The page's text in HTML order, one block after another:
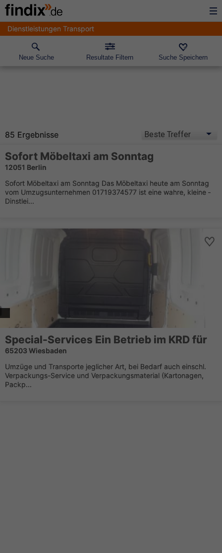
Dienstleistungen Transport
Neue Suche Resultate Filtern Suche Speichern
85 Ergebnisse
Sofort Möbeltaxi am Sonntag
12051 Berlin
Sofort Möbeltaxi am Sonntag Das Möbeltaxi heute am Sonntag
vom Umzugsunternehmen ­01719374577 ist eine wahre, kleine ­
Dinstlei...
Special-Services Ein Betrieb im KRD für
65203 Wiesbaden
Umzüge und Transporte jeglicher Art, bei Bedarf auch einschl.
Verpackungs-Service und Verpackungsmaterial (Kartonagen,
Packp...